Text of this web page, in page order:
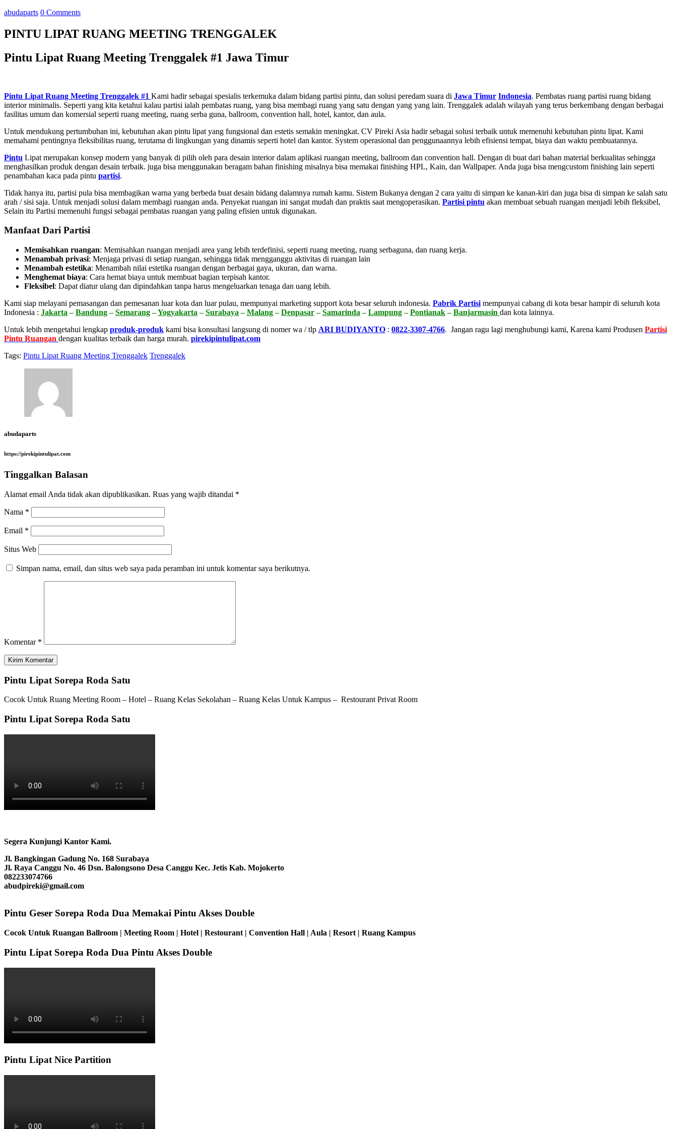
abudaparts 0 Comments
PINTU LIPAT RUANG MEETING TRENGGALEK
Pintu Lipat Ruang Meeting Trenggalek #1 Jawa Timur
Pintu Lipat Ruang Meeting Trenggalek #1 Kami hadir sebagai spesialis terkemuka dalam bidang partisi pintu, dan solusi peredam suara di Jawa Timur Indonesia. Pembatas ruang partisi ruang bidang
interior minimalis. Seperti yang kita ketahui kalau partisi ialah pembatas ruang, yang bisa membagi ruang yang satu dengan yang yang lain. Trenggalek adalah wilayah yang terus berkembang dengan berbagai
fasilitas umum dan komersial seperti ruang meeting, ruang serba guna, ballroom, convention hall, hotel, kantor, dan aula.
Untuk mendukung pertumbuhan ini, kebutuhan akan pintu lipat yang fungsional dan estetis semakin meningkat. CV Pireki Asia hadir sebagai solusi terbaik untuk memenuhi kebutuhan pintu lipat. Kami
memahami pentingnya fleksibilitas ruang, terutama di lingkungan yang dinamis seperti hotel dan kantor. System operasional dan penggunaannya lebih efisiensi tempat, biaya dan waktu pembuatannya.
Pintu Lipat merupakan konsep modern yang banyak di pilih oleh para desain interior dalam aplikasi ruangan meeting, ballroom dan convention hall. Dengan di buat dari bahan material berkualitas sehingga
menghasilkan produk dengan desain terbaik. juga bisa menggunakan beragam bahan finishing misalnya bisa memakai finishing HPL, Kain, dan Wallpaper. Anda juga bisa mengcustom finishing lain seperti
penambahan kaca pada pintu partisi.
Tidak hanya itu, partisi pula bisa membagikan warna yang berbeda buat desain bidang dalamnya rumah kamu. Sistem Bukanya dengan 2 cara yaitu di simpan ke kanan-kiri dan juga bisa di simpan ke salah satu
arah / sisi saja. Untuk menjadi solusi dalam membagi ruangan anda. Penyekat ruangan ini sangat mudah dan praktis saat mengoperasikan. Partisi pintu akan membuat sebuah ruangan menjadi lebih fleksibel,
Selain itu Partisi memenuhi fungsi sebagai pembatas ruangan yang paling efisien untuk digunakan.
Manfaat Dari Partisi
Memisahkan ruangan: Memisahkan ruangan menjadi area yang lebih terdefinisi, seperti ruang meeting, ruang serbaguna, dan ruang kerja.
Menambah privasi: Menjaga privasi di setiap ruangan, sehingga tidak mengganggu aktivitas di ruangan lain
Menambah estetika: Menambah nilai estetika ruangan dengan berbagai gaya, ukuran, dan warna.
Menghemat biaya: Cara hemat biaya untuk membuat bagian terpisah kantor.
Fleksibel: Dapat diatur ulang dan dipindahkan tanpa harus mengeluarkan tenaga dan uang lebih.
Kami siap melayani pemasangan dan pemesanan luar kota dan luar pulau, mempunyai marketing support kota besar seluruh indonesia. Pabrik Partisi mempunyai cabang di kota besar hampir di seluruh kota
Indonesia : Jakarta –Bandung–Semarang–Yogyakarta –Surabaya –Malang–Denpasar–Samarinda –Lampung–Pontianak–Banjarmasin dan kota lainnya.
Untuk lebih mengetahui lengkap produk-produk kami bisa konsultasi langsung di nomer wa / tlp ARI BUDIYANTO : 0822-3307-4766. Jangan ragu lagi menghubungi kami, Karena kami Produsen Partisi
Pintu Ruangan dengan kualitas terbaik dan harga murah. pirekipintulipat.com
Tags: Pintu Lipat Ruang Meeting Trenggalek Trenggalek
abudaparts
https://pirekipintulipat.com
Tinggalkan Balasan
Alamat email Anda tidak akan dipublikasikan. Ruas yang wajib ditandai *
Nama *
Email *
Situs Web
Simpan nama, email, dan situs web saya pada peramban ini untuk komentar saya berikutnya.
Komentar *
Pintu Lipat Sorepa Roda Satu
Cocok Untuk Ruang Meeting Room – Hotel – Ruang Kelas Sekolahan – Ruang Kelas Untuk Kampus – Restourant Privat Room
Pintu Lipat Sorepa Roda Satu
Segera Kunjungi Kantor Kami.
Jl. Bangkingan Gadung No. 168 Surabaya
Jl. Raya Canggu No. 46 Dsn. Balongsono Desa Canggu Kec. Jetis Kab. Mojokerto
082233074766
abudpireki@gmail.com
Pintu Geser Sorepa Roda Dua Memakai Pintu Akses Double
Cocok Untuk Ruangan Ballroom | Meeting Room | Hotel | Restourant | Convention Hall | Aula | Resort | Ruang Kampus
Pintu Lipat Sorepa Roda Dua Pintu Akses Double
Pintu Lipat Nice Partition